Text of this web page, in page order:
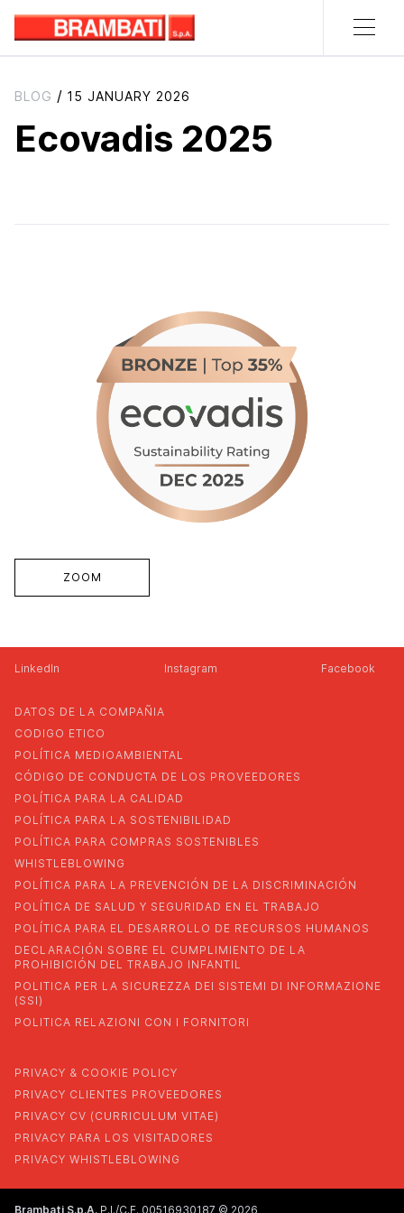
BLOG / 15 JANUARY 2026
Ecovadis 2025
ZOOM
LinkedIn Instagram Facebook
DATOS DE LA COMPAÑIA
CODIGO ETICO
POLÍTICA MEDIOAMBIENTAL
CÓDIGO DE CONDUCTA DE LOS PROVEEDORES
POLÍTICA PARA LA CALIDAD
POLÍTICA PARA LA SOSTENIBILIDAD
POLÍTICA PARA COMPRAS SOSTENIBLES
WHISTLEBLOWING
POLÍTICA PARA LA PREVENCIÓN DE LA DISCRIMINACIÓN
POLÍTICA DE SALUD Y SEGURIDAD EN EL TRABAJO
POLÍTICA PARA EL DESARROLLO DE RECURSOS HUMANOS
DECLARACIÓN SOBRE EL CUMPLIMIENTO DE LA
PROHIBICIÓN DEL TRABAJO INFANTIL
POLITICA PER LA SICUREZZA DEI SISTEMI DI INFORMAZIONE
(SSI)
POLITICA RELAZIONI CON I FORNITORI
PRIVACY & COOKIE POLICY
PRIVACY CLIENTES PROVEEDORES
PRIVACY CV (CURRICULUM VITAE)
PRIVACY PARA LOS VISITADORES
PRIVACY WHISTLEBLOWING
Brambati S.p.A. P.I./C.F. 00516930187 © 2026